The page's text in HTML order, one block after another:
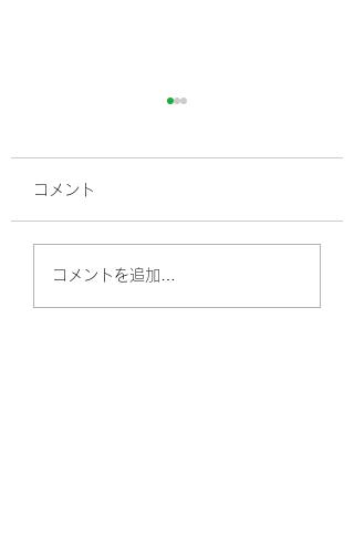
高血圧ってどうしたら
良いの？
コメント
コメントを追加…